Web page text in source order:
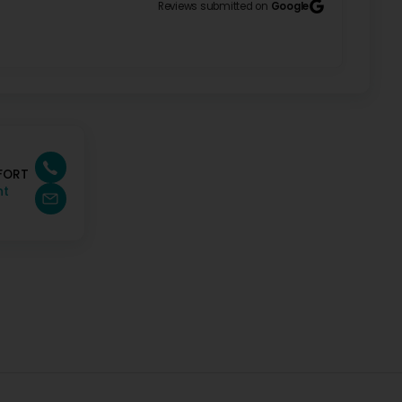
Reviews submitted on Google